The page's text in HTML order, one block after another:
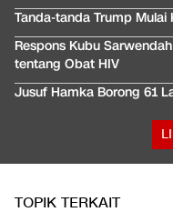
Tanda-tanda Trump
Respons Kubu
tentang Obat HIV
Jusuf Hamka Borong 61
TOPIK TERKAIT